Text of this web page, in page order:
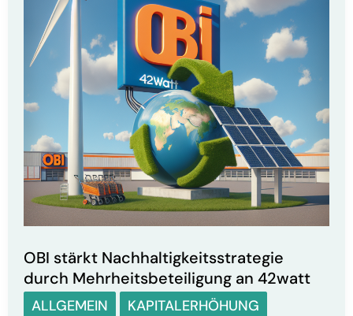
OBI stärkt Nachhaltigkeitsstrategie
durch Mehrheitsbeteiligung an 42watt
ALLGEMEIN KAPITALERHÖHUNG